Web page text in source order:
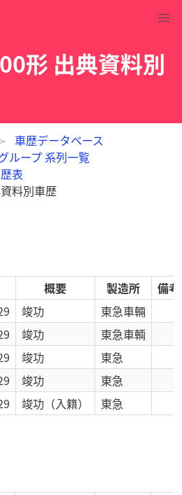
形 出典資料別
車歴データベース
ループ 系列一覧
表
料別車歴
概要 製造所
備
竣功
東急車輛
竣功
東急車輌
竣功
東急
竣功
東急
竣功 （入籍） 東急